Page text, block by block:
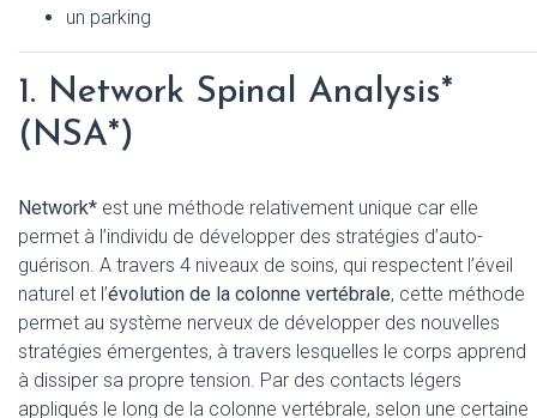
un parking
1. Network Spinal Analysis*
(NSA*)
Network* est une méthode relativement unique car elle
permet à l’individu de développer des stratégies d’auto-
guérison. A travers 4 niveaux de soins, qui respectent l’éveil
naturel et l’évolution de la colonne vertébrale, cette méthode
permet au système nerveux de développer des nouvelles
stratégies émergentes, à travers lesquelles le corps apprend
à dissiper sa propre tension. Par des contacts légers
appliqués le long de la colonne vertébrale, selon une certaine